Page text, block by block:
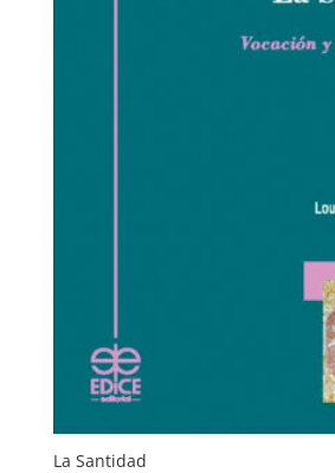
La Santidad